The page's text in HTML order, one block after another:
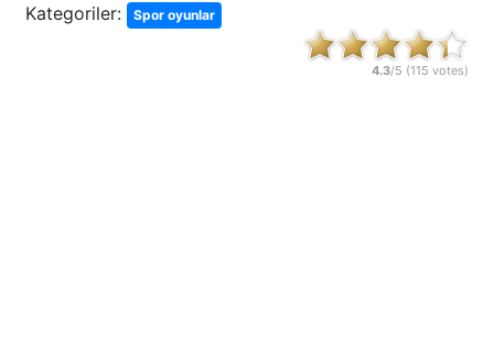
Kategoriler:
Spor oyunlar
4.3/5 (115 votes)